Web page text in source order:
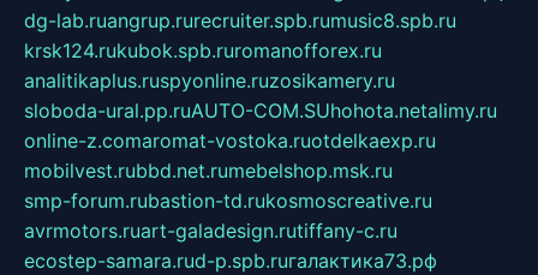
dg-lab.ruangrup.rurecruiter.spb.rumusic8.spb.ru
krsk124.rukubok.spb.ruromanofforex.ru
analitikaplus.ruspyonline.ruzosikamery.ru
sloboda-ural.pp.ruAUTO-COM.SUhohota.netalimy.ru
online-z.comaromat-vostoka.ruotdelkaexp.ru
mobilvest.rubbd.net.rumebelshop.msk.ru
smp-forum.rubastion-td.rukosmoscreative.ru
avrmotors.ruart-galadesign.rutiffany-c.ru
ecostep-samara.rud-p.spb.ruгалактика73.рф